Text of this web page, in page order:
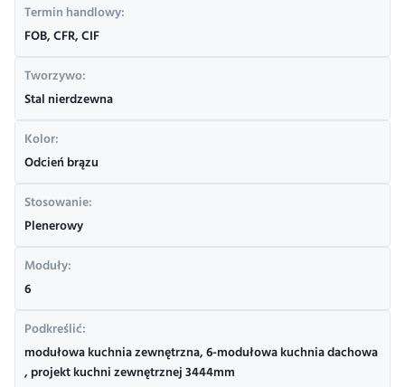
Termin handlowy:
FOB, CFR, CIF
Tworzywo:
Stal nierdzewna
Kolor:
Odcień brązu
Stosowanie:
Plenerowy
Moduły:
6
Podkreślić:
modułowa kuchnia zewnętrzna,6-modułowa kuchnia dachowa
,projekt kuchni zewnętrznej 3444mm